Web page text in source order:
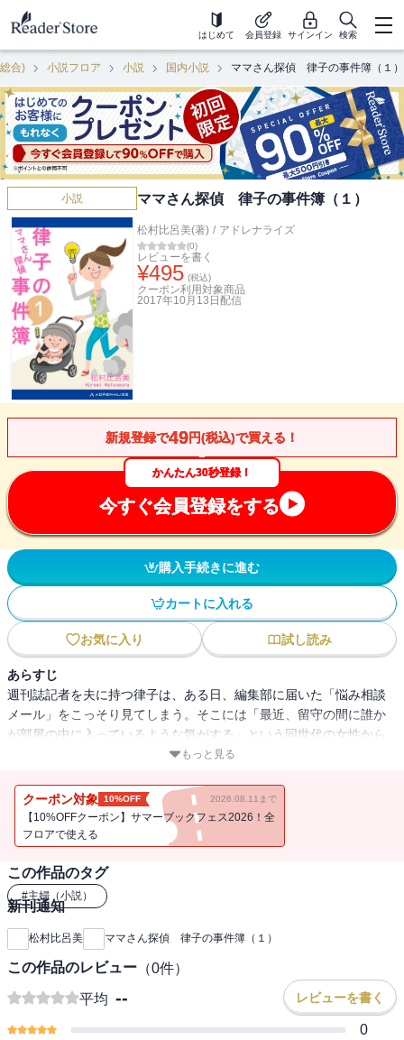
はじめて 会員登録 サインイン 検索
合) 小説フロア 小説 国内小説 ママさん探偵 律子の事件簿（１）
小説 ママさん探偵 律子の事件簿（１）
松村比呂美(著) / アドレナライズ
(0)
レビューを書く
¥495 (税込)
クーポン利用対象商品
2017年10月13日 配信
新規登録で49円(税込)で買える！
かんたん30秒登録！
今すぐ会員登録をする
購入手続きに進む
カートに入れる
お気に入り 試し読み
あらすじ
週刊誌記者を夫に持つ律子は、ある日、編集部に届いた「悩み相談
メール」をこっそり見てしまう。そこには「最近、留守の間に誰か
が部屋の中に入っているような気がする」という同世代の女性から
の投稿があった。持ち前の好奇心と正義感に駆られた律子は、謎を
謎」）
妊娠していても、新米ママになってからも、家でじっとなんてし
てられない！ ついついご近所トラブルに首を突っ込んでしまう律
・第一話 ベランダの謎
・第二話 傘の中
・第三話 フィフティ・フィフティ
・第四話 秋の幽霊
・第五話 うちの子が一番
1956年福岡県生まれ。オール讀物推理小説新人賞最終候補作２作を
もっと見る
クーポン対象 10%OFF 2026.08.11まで
【10%OFFクーポン】サマーブックフェス2026！全
フロアで使える
この作品のタグ
#主婦（小説）
新刊通知
松村比呂美 ママさん探偵 律子の事件簿（１）
この作品のレビュー （0件）
平均 -- レビューを書く
0